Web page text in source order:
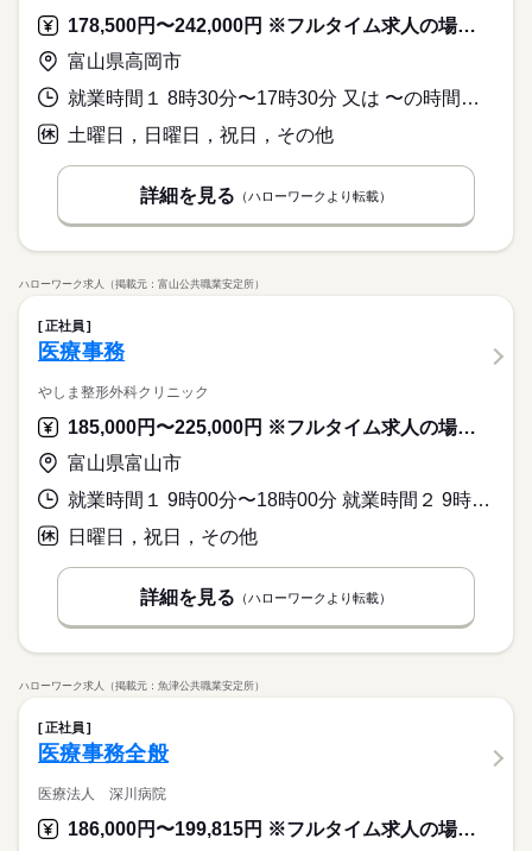
178,500円〜242,000円 ※フルタイム求人の場合は月額（換算額）、パート求人の場合は時間額を表示しています。
富山県高岡市
就業時間１ 8時30分〜17時30分 又は 〜の時間の間の8時間
土曜日，日曜日，祝日，その他
詳細を見る （ハローワークより転載）
ハローワーク求人（掲載元：富山公共職業安定所）
正社員
医療事務
やしま整形外科クリニック
185,000円〜225,000円 ※フルタイム求人の場合は月額（換算額）、パート求人の場合は時間額を表示しています。
富山県富山市
就業時間１ 9時00分〜18時00分 就業時間２ 9時00分〜12時00分 就業時間３ 9時00分〜15時00分 就業時間に関する特記事項 （２）水曜日（９～１２時まで、休憩なし）
日曜日，祝日，その他
詳細を見る （ハローワークより転載）
ハローワーク求人（掲載元：魚津公共職業安定所）
正社員
医療事務全般
医療法人 深川病院
186,000円〜199,815円 ※フルタイム求人の場合は月額（換算額）、パート求人の場合は時間額を表示しています。